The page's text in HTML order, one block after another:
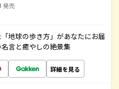
発売
地球の歩き方」があなたにお届
言と癒やしの絶景集
詳細を見る